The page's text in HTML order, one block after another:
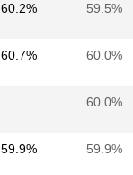
60.2% 59.5%
60.7% 60.0%
60.0%
59.9% 59.9%